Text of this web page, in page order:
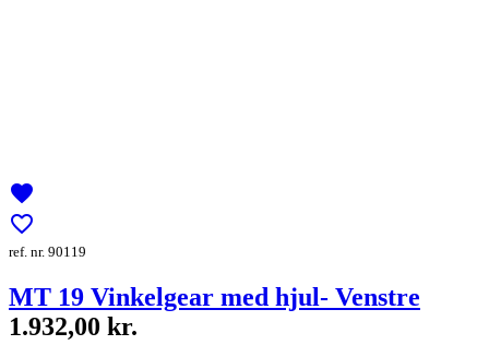
favorite
favorite_border
ref. nr. 90119
MT 19 Vinkelgear med hjul- Venstre
1.932,00 kr.